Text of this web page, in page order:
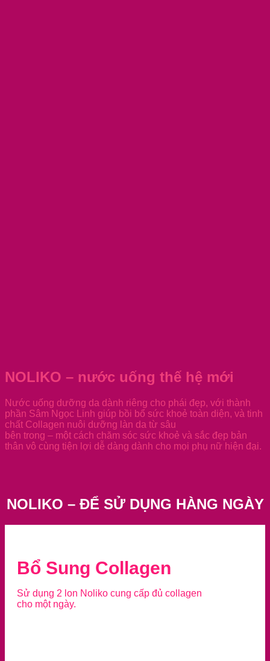
NOLIKO – nước uống thế hệ mới
Nước uống dưỡng da dành riêng cho phái đẹp, với thành
phần Sâm Ngọc Linh giúp bồi bổ sức khoẻ toàn diện, và tinh
chất Collagen nuôi dưỡng làn da từ sâu
bên trong – một cách chăm sóc sức khoẻ và sắc đẹp bản
thân vô cùng tiện lợi dễ dàng dành cho mọi phụ nữ hiện đại.
NOLIKO – ĐỂ SỬ DỤNG HÀNG NGÀY
Bổ Sung Collagen
Sử dụng 2 lon Noliko cung cấp đủ collagen
cho một ngày.